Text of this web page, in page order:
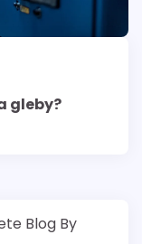
gleby?
Blog By